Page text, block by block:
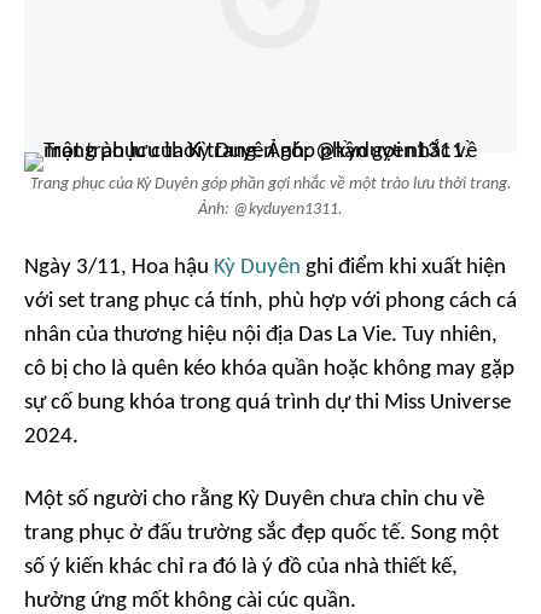
Trang phục của Kỳ Duyên góp phần gợi nhắc về một trào lưu thời trang.
Ảnh: @kyduyen1311.
Ngày 3/11, Hoa hậu Kỳ Duyên ghi điểm khi xuất hiện
với set trang phục cá tính, phù hợp với phong cách cá
nhân của thương hiệu nội địa Das La Vie. Tuy nhiên,
cô bị cho là quên kéo khóa quần hoặc không may gặp
sự cố bung khóa trong quá trình dự thi Miss Universe
2024.
Một số người cho rằng Kỳ Duyên chưa chỉn chu về
trang phục ở đấu trường sắc đẹp quốc tế. Song một
số ý kiến khác chỉ ra đó là ý đồ của nhà thiết kế,
hưởng ứng mốt không cài cúc quần.